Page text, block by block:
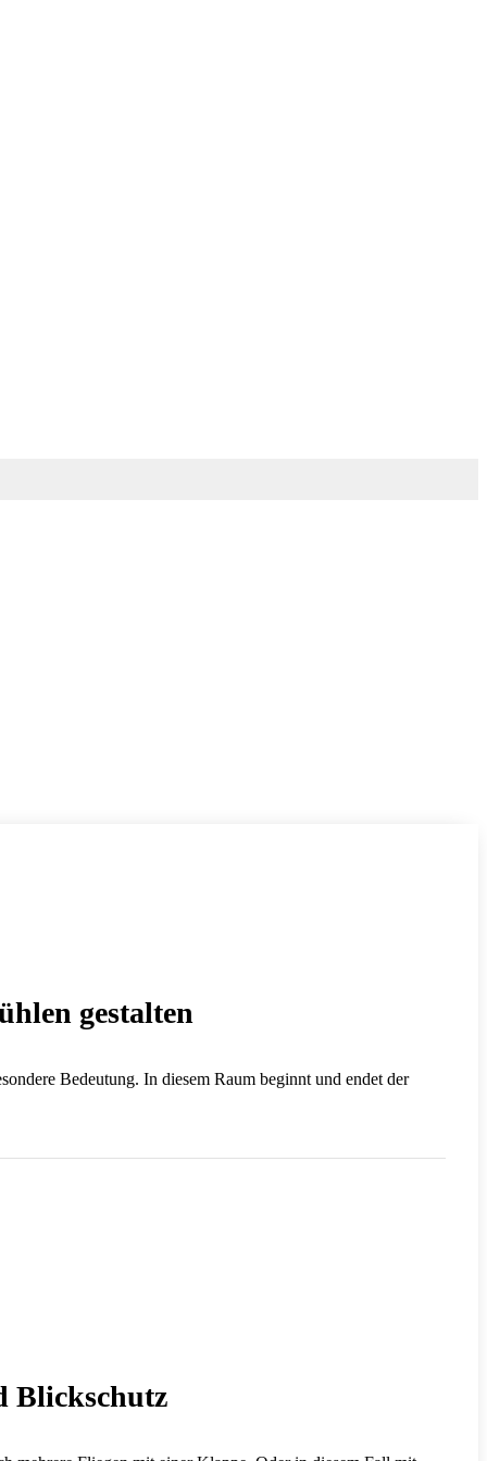
gestalten
Bedeutung. In diesem Raum beginnt und endet der
Blickschutz